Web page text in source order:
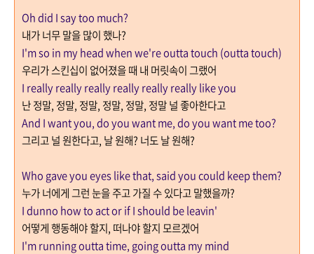
Oh did I say too much?
내가 너무 말을 많이 했나?
I'm so in my head when we're outta touch (outta touch)
우리가 스킨십이 없어졌을 때 내 머릿속이 그랬어
I really really really really really really like you
난 정말, 정말, 정말, 정말, 정말, 정말 널 좋아한다고
And I want you, do you want me, do you want me too?
그리고 널 원한다고, 날 원해? 너도 날 원해?
Who gave you eyes like that, said you could keep them?
누가 너에게 그런 눈을 주고 가질 수 있다고 말했을까?
I dunno how to act or if I should be leavin'
어떻게 행동해야 할지, 떠나야 할지 모르겠어
I'm running outta time, going outta my mind